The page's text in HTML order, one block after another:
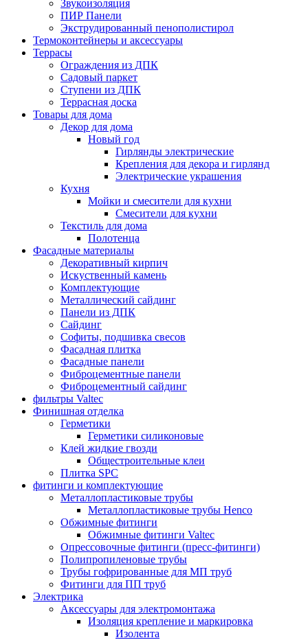
Звукоизоляция
ПИР Панели
Экструдированный пенополистирол
Термоконтейнеры и аксессуары
Террасы
Ограждения из ДПК
Садовый паркет
Ступени из ДПК
Террасная доска
Товары для дома
Декор для дома
Новый год
Гирлянды электрические
Крепления для декора и гирлянд
Электрические украшения
Кухня
Мойки и смесители для кухни
Смесители для кухни
Текстиль для дома
Полотенца
Фасадные материалы
Декоративный кирпич
Искуственный камень
Комплектующие
Металлический сайдинг
Панели из ДПК
Сайдинг
Софиты, подшивка свесов
Фасадная плитка
Фасадные панели
Фиброцементные панели
Фиброцементный сайдинг
фильтры Valtec
Финишная отделка
Герметики
Герметики силиконовые
Клей жидкие гвозди
Общестроительные клеи
Плитка SPC
фитинги и комплектующие
Металлопластиковые трубы
Металлопластиковые трубы Henco
Обжимные фитинги
Обжимные фитинги Valtec
Опрессовочные фитинги (пресс-фитинги)
Полипропиленовые трубы
Трубы гофрированные для МП труб
Фитинги для ПП труб
Электрика
Аксессуары для электромонтажа
Изоляция крепление и маркировка
Изолента